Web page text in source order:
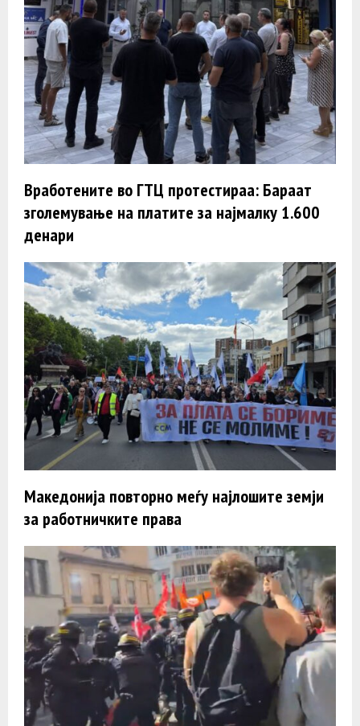
Вработените во ГТЦ протестираа: Бараат
зголемување на платите за најмалку 1.600
денари
Македонија повторно меѓу најлошите земји
за работничките права